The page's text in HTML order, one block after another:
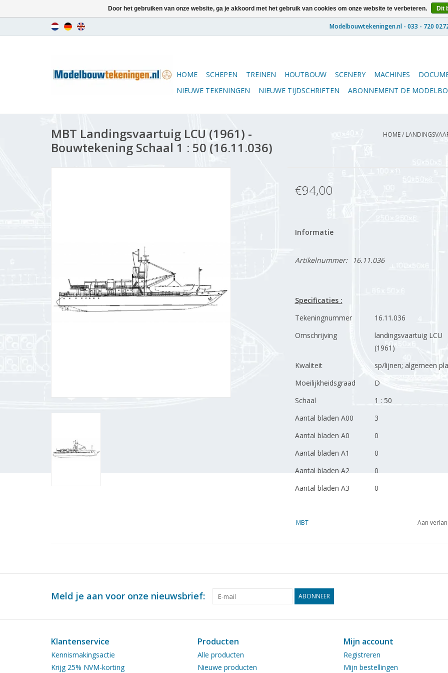
HOME SCHEPEN TREINEN HOUTBOUW SCENERY MACHINES
NIEUWE TEKENINGEN
NIEUWE TIJDSCHRIFTEN ABONNEMENT DE
MBT Landingsvaartuig LCU (1961) -
Bouwtekening Schaal 1 : 50 (16.11.036)
HOME/
€94,00
Informatie
Artikelnummer: 16.11.036
Specificaties :
Tekeningnummer
16.11.036
Omschrijving
landingsvaartuig LCU
(1961)
Kwaliteit
sp/lijnen; algemeen
Moeilijkheidsgraad
D
Schaal
1 : 50
Aantal bladen A00
3
Aantal bladen A0
0
Aantal bladen A1
0
Aantal bladen A2
0
Aantal bladen A3
0
Totaal aantal bladen
Bijzonderheden
Opmerkingen
MBT Aan
Meld je aan voor onze nieuwsbrief: ABONNEER
Klantenservice
Kennismakingsactie
Krijg 25% NVM-korting
Producten
Alle producten
Nieuwe producten
Mijn account
Registreren
Mijn bestellingen
Door het gebruiken van onze website, ga je akkoord met het gebruik van cookies om onze website te verbeteren. Dit